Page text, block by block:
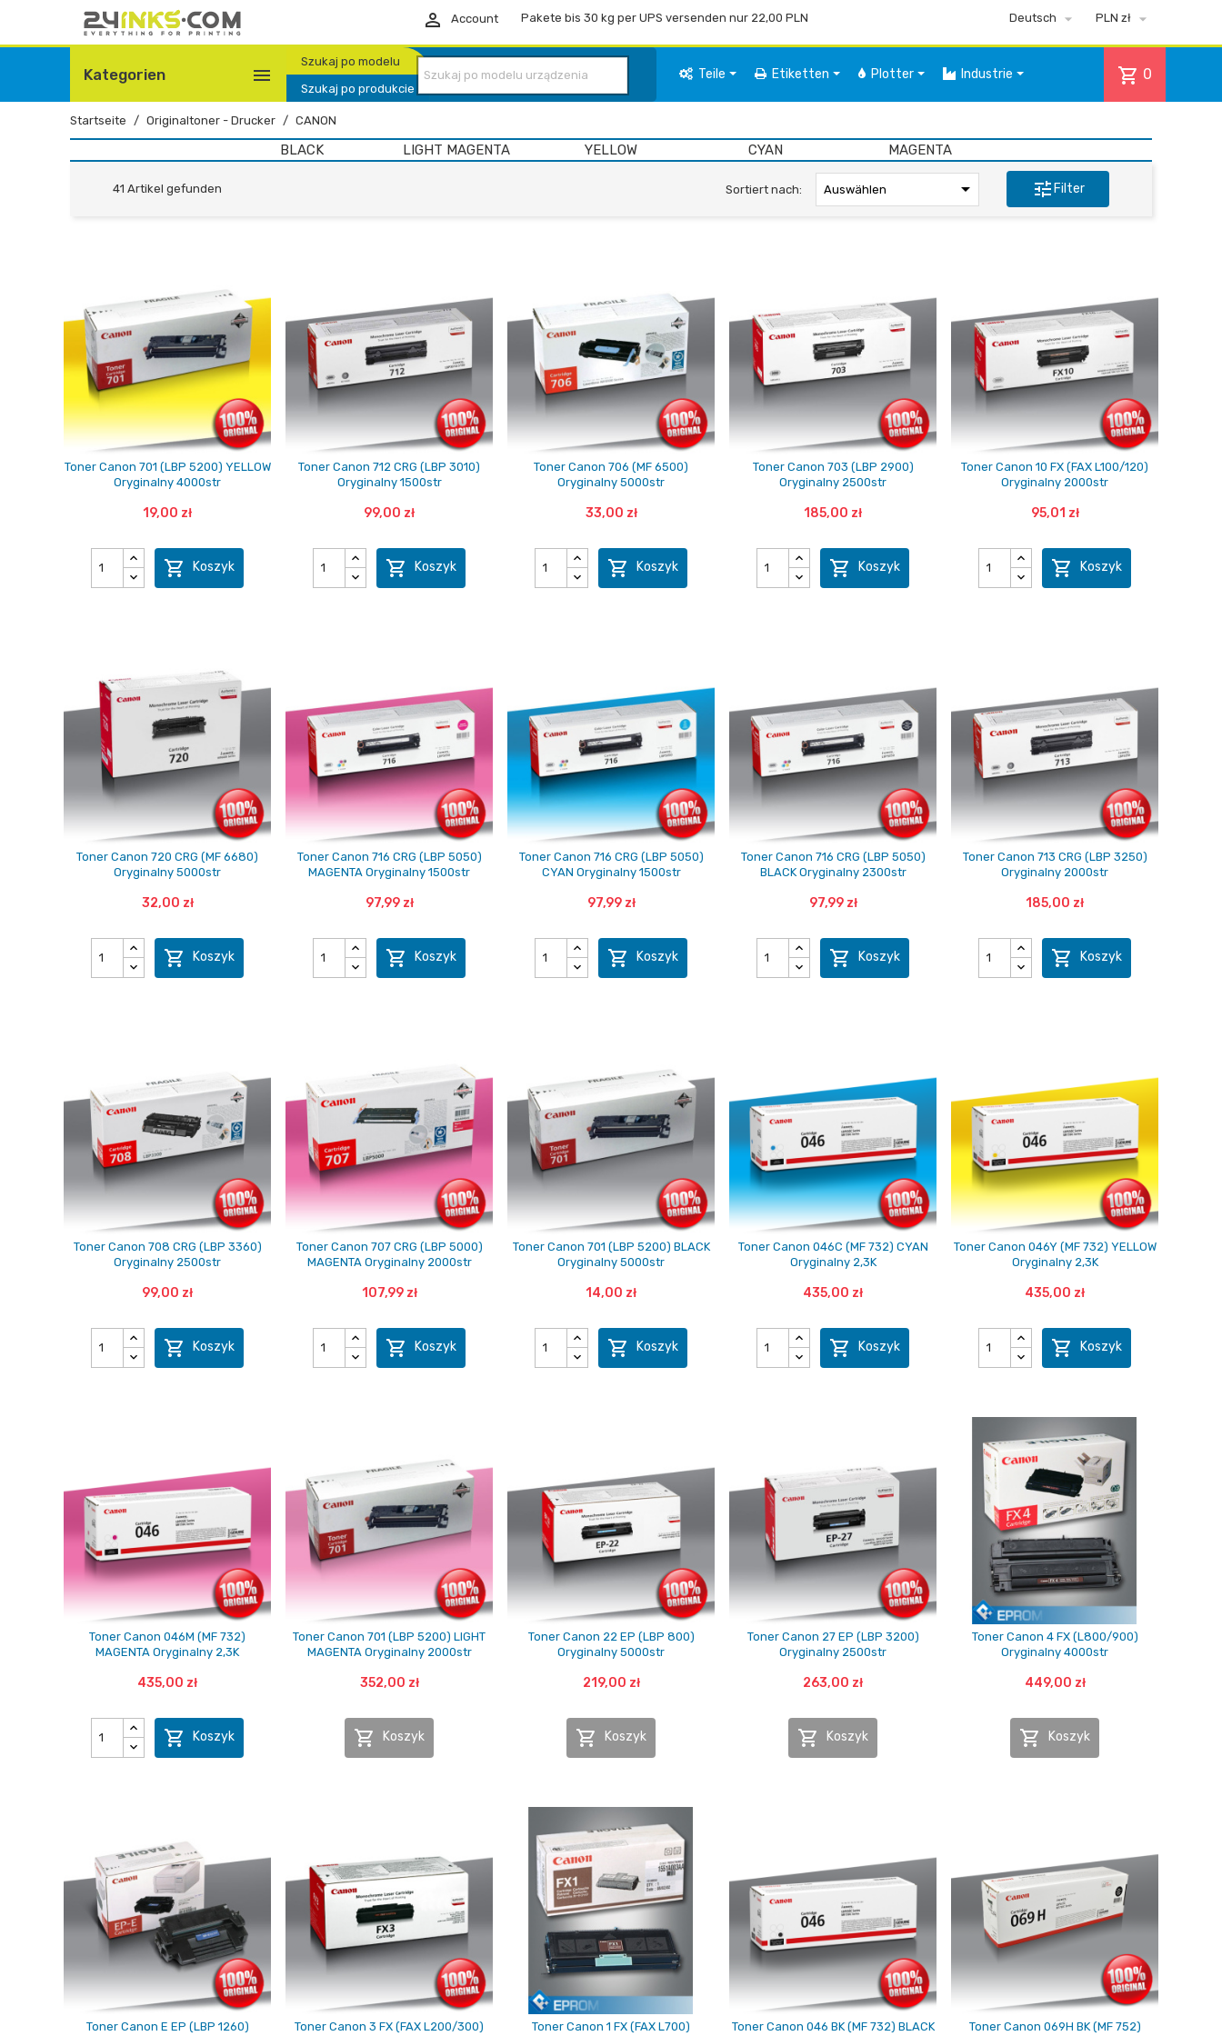
 Account Abholung am nächsten Tag (gilt für Werktage) Deutsch  PLN zł 
Kategorien 
Szukaj po modelu
Szukaj po produkcie
shopping_cart 0
Teile Etiketten Plotter Industrie
Startseite Originaltoner - Drucker CANON
BLACK LIGHT MAGENTA YELLOW CYAN MAGENTA
41 Artikel gefunden Sortiert nach: Auswählen  tune Filter
Toner Canon 701 (LBP 5200) YELLOW
Oryginalny 4000str
19,00 zł
 Koszyk
Toner Canon 712 CRG (LBP 3010)
Oryginalny 1500str
99,00 zł
 Koszyk
Toner Canon 706 (MF 6500)
Oryginalny 5000str
33,00 zł
 Koszyk
Toner Canon 703 (LBP 2900)
Oryginalny 2500str
185,00 zł
 Koszyk
Toner Canon 10 FX (FAX L100/120)
Oryginalny 2000str
95,01 zł
 Koszyk
Toner Canon 720 CRG (MF 6680)
Oryginalny 5000str
32,00 zł
 Koszyk
Toner Canon 716 CRG (LBP 5050)
MAGENTA Oryginalny 1500str
97,99 zł
 Koszyk
Toner Canon 716 CRG (LBP 5050)
CYAN Oryginalny 1500str
97,99 zł
 Koszyk
Toner Canon 716 CRG (LBP 5050)
BLACK Oryginalny 2300str
97,99 zł
 Koszyk
Toner Canon 713 CRG (LBP 3250)
Oryginalny 2000str
185,00 zł
 Koszyk
Toner Canon 708 CRG (LBP 3360)
Oryginalny 2500str
99,00 zł
 Koszyk
Toner Canon 707 CRG (LBP 5000)
MAGENTA Oryginalny 2000str
107,99 zł
 Koszyk
Toner Canon 701 (LBP 5200) BLACK
Oryginalny 5000str
14,00 zł
 Koszyk
Toner Canon 046C (MF 732) CYAN
Oryginalny 2,3K
435,00 zł
 Koszyk
Toner Canon 046Y (MF 732) YELLOW
Oryginalny 2,3K
435,00 zł
 Koszyk
Toner Canon 046M (MF 732)
MAGENTA Oryginalny 2,3K
435,00 zł
 Koszyk
Toner Canon 701 (LBP 5200) LIGHT
MAGENTA Oryginalny 2000str
352,00 zł
 Koszyk
Toner Canon 22 EP (LBP 800)
Oryginalny 5000str
219,00 zł
 Koszyk
Toner Canon 27 EP (LBP 3200)
Oryginalny 2500str
263,00 zł
 Koszyk
Toner Canon 4 FX (L800/900)
Oryginalny 4000str
449,00 zł
 Koszyk
Toner Canon E EP (LBP 1260)
Toner Canon 3 FX (FAX L200/300)
Toner Canon 1 FX (FAX L700)
Toner Canon 046 BK (MF 732) BLACK
Toner Canon 069H BK (MF 752)